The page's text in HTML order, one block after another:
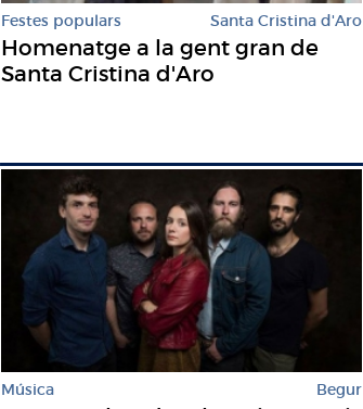
Festes populars Santa Cristina d'Aro
Homenatge a la gent gran de
Santa Cristina d'Aro
Música Begur